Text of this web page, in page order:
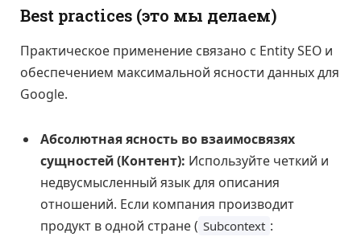
Best practices (это мы делаем)
Практическое применение связано с Entity SEO и
обеспечением максимальной ясности данных для
Google.
Абсолютная ясность во взаимосвязях
сущностей (Контент): Используйте четкий и
недвусмысленный язык для описания
отношений. Если компания производит
продукт в одной стране ( Subcontext :